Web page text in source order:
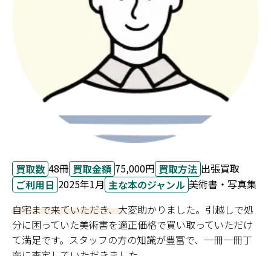
買取数 48冊 買取金額 75,000円 買取方法 出張買取
ご利用日 2025年1月 主な本のジャンル 美術書・写真集
自宅まで来ていただき、大変助かりました。引越しで処
分に困っていた美術書を適正価格で買い取っていただけ
て満足です。スタッフの方の知識が豊富で、一冊一冊丁